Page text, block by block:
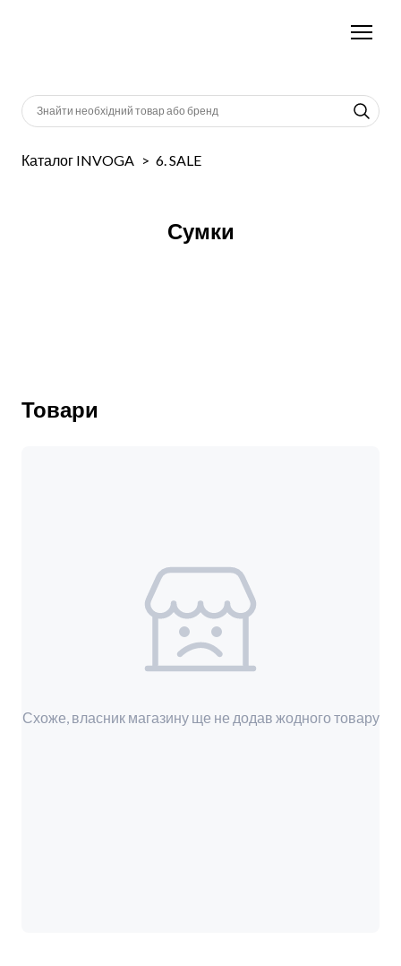
Каталог INVOGA 6. SALE
Сумки
Товари
Схоже, власник магазину ще не додав жодного товару